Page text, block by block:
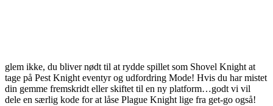
glem ikke, du bliver nødt til at rydde spillet som Shovel Knight at
tage på Pest Knight eventyr og udfordring Mode! Hvis du har mistet
din gemme fremskridt eller skiftet til en ny platform…godt vi vil
dele en særlig kode for at låse Plague Knight lige fra get-go også!